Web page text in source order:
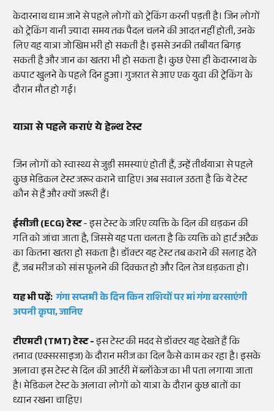
केदारनाथ धाम जाने से पहले लोगों को ट्रेकिंग करनी पड़ती है। जिन लोगों
को ट्रेकिंग यानी ज्यादा समय तक पैदल चलने की आदत नहीं होती, उनके
लिए यह यात्रा जोखिम भरी हो सकती है। इससे उनकी तबीयत बिगड़
सकती है और जान का खतरा भी हो सकता है। कुछ ऐसा ही केदारनाथ के
कपाट खुलने के पहले दिन हुआ। गुजरात से आए एक युवा की ट्रेकिंग के
दौरान मौत हो गई।
यात्रा से पहले कराएं ये हेल्थ टेस्ट
जिन लोगों को स्वास्थ्य से जुड़ी समस्याएं होती हैं, उन्हें तीर्थयात्रा से पहले
कुछ मेडिकल टेस्ट जरूर कराने चाहिए। अब सवाल उठता है कि ये टेस्ट
कौन से हैं और क्यों जरूरी हैं।
ईसीजी (ECG) टेस्ट- इस टेस्ट के जरिए व्यक्ति के दिल की धड़कन की
गति को जांचा जाता है, जिससे यह पता चलता है कि व्यक्ति को हार्ट अटैक
का कितना खतरा हो सकता है। डॉक्टर यह टेस्ट तब कराने की सलाह देते
हैं, जब मरीज को सांस फूलने की दिक्कत हो और दिल तेज धड़कता हो।
यह भी पढ़ें:गंगा सप्तमी के दिन किन राशियों पर मां गंगा बरसाएंगी
अपनी कृपा, जानिए
टीएमटी (TMT) टेस्ट -इस टेस्ट की मदद से डॉक्टर यह देखते हैं कि
तनाव (एक्सरसाइज) के दौरान मरीज का दिल कैसे काम कर रहा है। इसके
अलावा इस टेस्ट से दिल की आर्टरी में ब्लॉकेज का भी पता लगाया जाता
है। मेडिकल टेस्ट के अलावा लोगों को यात्रा के दौरान कुछ बातों का
ध्यान रखना चाहिए।